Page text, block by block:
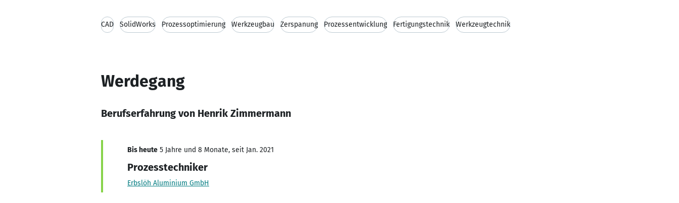
CAD SolidWorks Prozessoptimierung Werkzeugbau Zerspanung Prozessentwicklung Fertigungstechnik Werkzeugtechnik
Werdegang
Berufserfahrung von Henrik Zimmermann
Bis heute 5 Jahre und 8 Monate, seit Jan. 2021
Prozesstechniker
Erbslöh Aluminium GmbH